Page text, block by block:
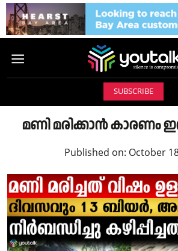
SUBSCRIBE
മണി മരിക്കാൻ കാരണം
Published on: October